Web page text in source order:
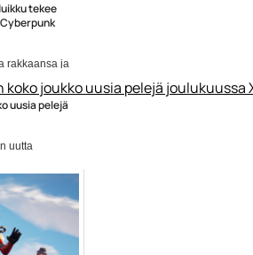
tekee
rakkaansa ja
uusia pelejä
uutta